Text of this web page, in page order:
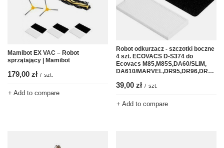
Mamibot EX VAC – Robot
sprzątający | Mamibot
179,00 zł / szt.
+ Add to compare
Robot odkurzacz - szczotki boczne
4 szt. ECOVACS D-S374 do
Ecovacs M85,M85S,DA60/SLIM,
DA610/MARVEL,DR95,DR96,DR98,DM81,DN78,DM88
39,00 zł / szt.
+ Add to compare